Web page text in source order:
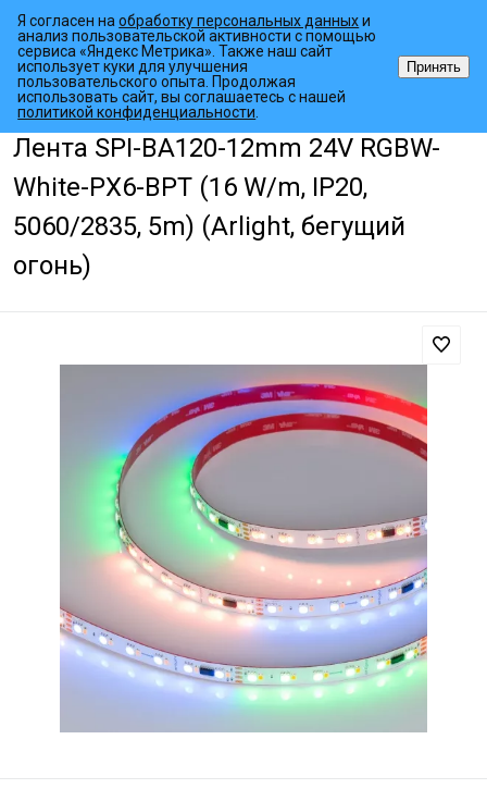
Главная страница • Каталог товаров • Светодиодные ленты
Лента SPI-BA120-12mm 24V RGBW-
White-PX6-BPT (16 W/m, IP20,
5060/2835, 5m) (Arlight, бегущий
огонь)
Я согласен наобработку персональных данныхи
анализ пользовательской активности с помощью
сервиса «Яндекс Метрика». Также наш сайт
использует куки для улучшения
пользовательского опыта. Продолжая
использовать сайт, вы соглашаетесь с нашей
политикой конфиденциальности
Принять